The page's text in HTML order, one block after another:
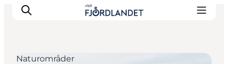
Naturområder